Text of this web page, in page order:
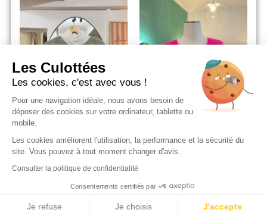
59,00€
€
Les Culottées
Les cookies, c'est avec vous !
Pour une navigation idéale, nous avons besoin de
déposer des cookies sur votre ordinateur, tablette ou
mobile.
Les cookies améliorent l'utilisation, la performance et la sécurité du
site. Vous pouvez à tout moment changer d'avis.
Consulter la politique de confidentialité
Consentements certifiés par
Je refuse Je choisis J'accepte